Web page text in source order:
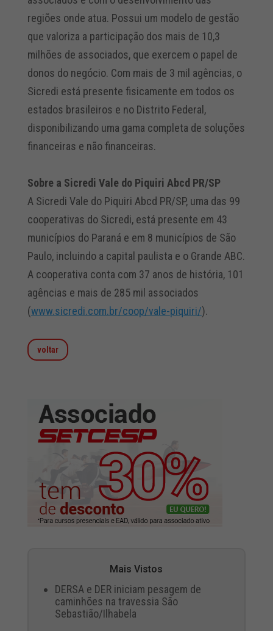
regiões onde atua. Possui um modelo de gestão
que valoriza a participação dos mais de 10,3
milhões de associados, que exercem o papel de
donos do negócio. Com mais de 3 mil agências, o
Sicredi está presente fisicamente em todos os
estados brasileiros e no Distrito Federal,
disponibilizando uma gama completa de soluções
financeiras e não financeiras.
Sobre a Sicredi Vale do Piquiri Abcd PR/SP
A Sicredi Vale do Piquiri Abcd PR/SP, uma das 99
cooperativas do Sicredi, está presente em 43
municípios do Paraná e em 8 municípios de São
Paulo, incluindo a capital paulista e o Grande ABC.
A cooperativa conta com 37 anos de história, 101
agências e mais de 285 mil associados
(www.sicredi.com.br/coop/vale-piquiri/).
voltar
Mais Vistos
DERSA e DER iniciam pesagem de
caminhões na travessia São
Sebastião/Ilhabela